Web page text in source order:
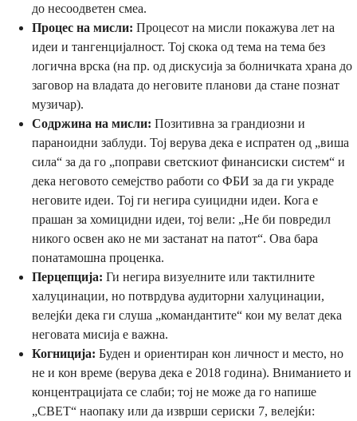
до несоодветен смеа.
Процес на мисли: Процесот на мисли покажува лет на
идеи и тангенцијалност. Тој скока од тема на тема без
логична врска (на пр. од дискусија за болничката храна до
заговор на владата до неговите планови да стане познат
музичар).
Содржина на мисли: Позитивна за грандиозни и
параноидни заблуди. Тој верува дека е испратен од „виша
сила“ за да го „поправи светскиот финансиски систем“ и
дека неговото семејство работи со ФБИ за да ги украде
неговите идеи. Тој ги негира суицидни идеи. Кога е
прашан за хомицидни идеи, тој вели: „Не би повредил
никого освен ако не ми застанат на патот“. Ова бара
понатамошна проценка.
Перцепција: Ги негира визуелните или тактилните
халуцинации, но потврдува аудиторни халуцинации,
велејќи дека ги слуша „командантите“ кои му велат дека
неговата мисија е важна.
Когниција: Буден и ориентиран кон личност и место, но
не и кон време (верува дека е 2018 година). Вниманието и
концентрацијата се слаби; тој не може да го напише
„СВЕТ“ наопаку или да изврши сериски 7, велејќи: